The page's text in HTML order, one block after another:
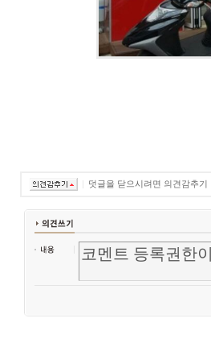
덧글을 닫으시려면 의견감추기